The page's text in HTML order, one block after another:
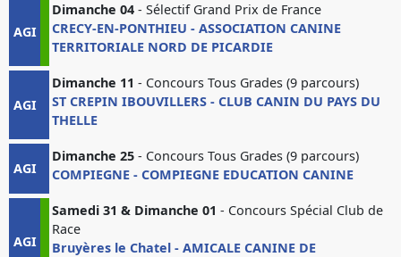
AGI
Dimanche 04 - Sélectif Grand Prix de France
CRECY-EN-PONTHIEU - ASSOCIATION CANINE
TERRITORIALE NORD DE PICARDIE
AGI
Dimanche 11 - Concours Tous Grades (9 parcours)
ST CREPIN IBOUVILLERS - CLUB CANIN DU PAYS DU
THELLE
AGI
Dimanche 25 - Concours Tous Grades (9 parcours)
COMPIEGNE - COMPIEGNE EDUCATION CANINE
AGI
Samedi 31 & Dimanche 01 - Concours Spécial Club de
Race
Bruyères le Chatel - AMICALE CANINE DE